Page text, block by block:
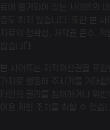
료에 열거되어 있는 사이트의
증도 하지 않습니다. 또한 본
자료의 정확성, 저작권 준수,
않습니다.
본 사이트는 지적재산권을 포
가지로 행동해 주시기를 기대
타인의 권리를 침해하거나 위
이용 제한 조치를 취할 수 있습니